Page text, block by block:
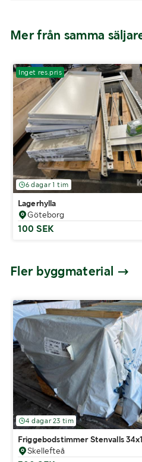
Mer från samma
Inget res.pris
6 dagar 1 tim
Lagerhylla
Göteborg
100 SEK
Fler byggmaterial
4 dagar 23 tim
Friggebodstimmer Stenvalls
Skellefteå